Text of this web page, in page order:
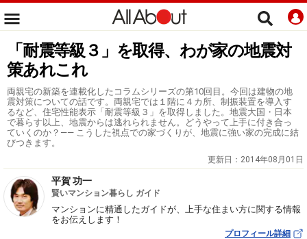
「耐震等級３」を取得、わが家の地震対
策あれこれ
両親宅の新築を連載化したコラムシリーズの第10回目。今回は建物の地
震対策についての話です。両親宅では１階に４カ所、制振装置を導入す
るなど、住宅性能表示「耐震等級３」を取得しました。地震大国・日本
で暮らす以上、地震からは逃れられません。どうやって上手に付き合っ
ていくのか？―― こうした視点での家づくりが、地震に強い家の完成に結
びつきます。
更新日： 2014年08月01日
平賀 功一
賢いマンション暮らし ガイド
マンションに精通したガイドが、上手な住まい方に関する情報
をお伝えします！
プロフィール詳細